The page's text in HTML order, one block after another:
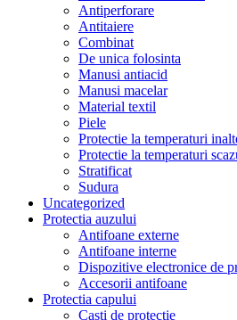
Antiperforare
Antitaiere
Combinat
De unica folosinta
Manusi antiacid
Manusi macelar
Material textil
Piele
Protectie la temperaturi
Protectie la temperaturi
Stratificat
Sudura
Uncategorized
Protectia auzului
Antifoane externe
Antifoane interne
Dispozitive electronice de
Accesorii antifoane
Protectia capului
Casti de protectie